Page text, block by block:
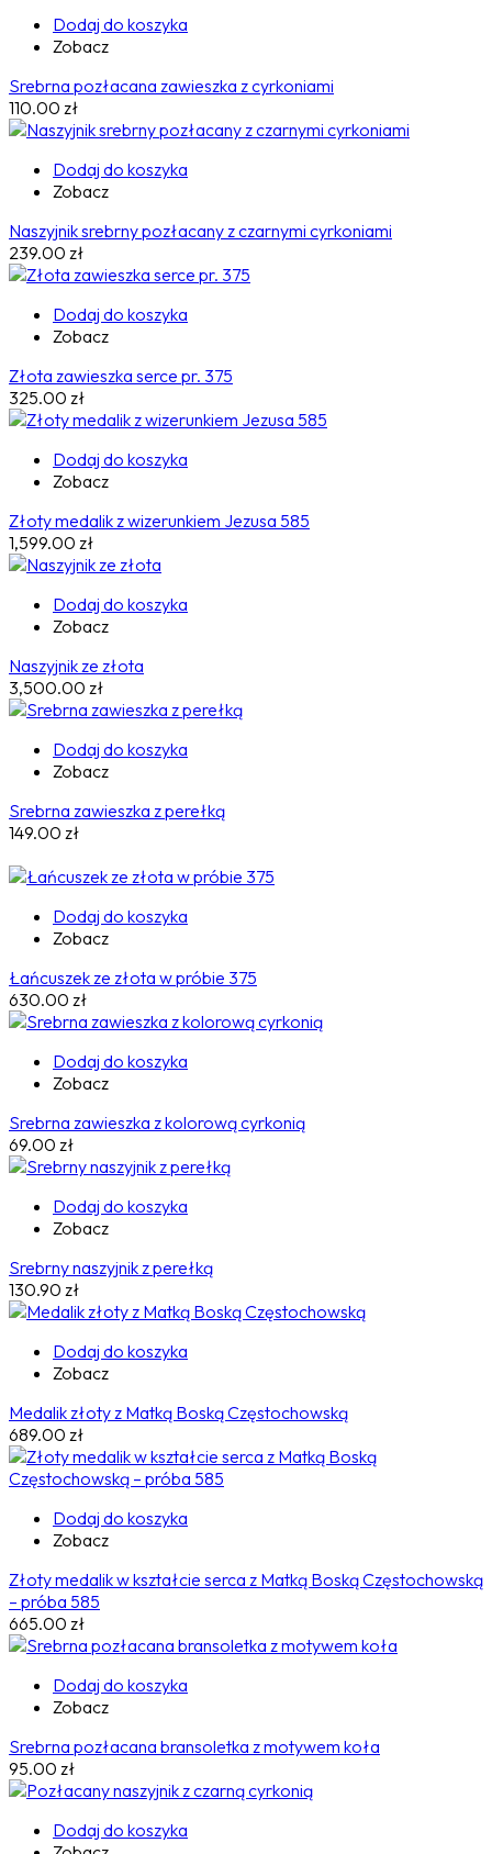
Dodaj do koszyka
Zobacz
Srebrna pozłacana zawieszka z cyrkoniami
110.00 zł
Dodaj do koszyka
Zobacz
Naszyjnik srebrny pozłacany z czarnymi cyrkoniami
239.00 zł
Dodaj do koszyka
Zobacz
Złota zawieszka serce pr. 375
325.00 zł
Dodaj do koszyka
Zobacz
Złoty medalik z wizerunkiem Jezusa 585
1,599.00 zł
Dodaj do koszyka
Zobacz
Naszyjnik ze złota
3,500.00 zł
Dodaj do koszyka
Zobacz
Srebrna zawieszka z perełką
149.00 zł
Dodaj do koszyka
Zobacz
Łańcuszek ze złota w próbie 375
630.00 zł
Dodaj do koszyka
Zobacz
Srebrna zawieszka z kolorową cyrkonią
69.00 zł
Dodaj do koszyka
Zobacz
Srebrny naszyjnik z perełką
130.90 zł
Dodaj do koszyka
Zobacz
Medalik złoty z Matką Boską Częstochowską
689.00 zł
Dodaj do koszyka
Zobacz
Złoty medalik w kształcie serca z Matką Boską Częstochowską
– próba 585
665.00 zł
Dodaj do koszyka
Zobacz
Srebrna pozłacana bransoletka z motywem koła
95.00 zł
Dodaj do koszyka